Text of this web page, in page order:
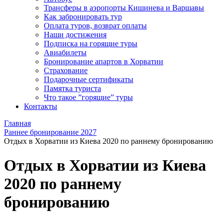
Трансферы в аэропорты Кишинева и Варшавы
Как забронировать тур
Оплата туров, возврат оплаты
Наши достижения
Подписка на горящие туры
Авиабилеты
Бронирование апартов в Хорватии
Страхование
Подарочные сертификаты
Памятка туриста
Что такое ”горящие” туры
Контакты
Главная
Раннее бронирование 2027
Отдых в Хорватии из Киева 2020 по раннему бронированию
Отдых в Хорватии из Киева
2020 по раннему
бронированию